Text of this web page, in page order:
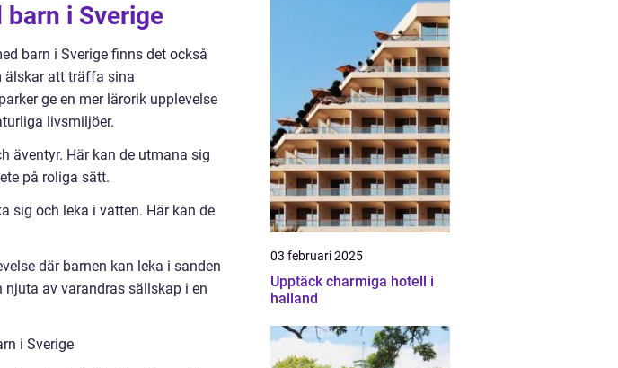
i Sverige
barn i Sverige finns det också
älskar att träffa sina
ge en mer lärorik upplevelse
livsmiljöer.
äventyr. Här kan de utmana sig
på roliga sätt.
sig och leka i vatten. Här kan de
där barnen kan leka i sanden
av varandras sällskap i en
i Sverige
03 februari 2025
Upptäck charmiga hotell i
halland